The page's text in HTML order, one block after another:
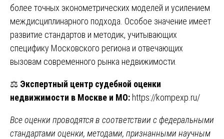
более точных эконометрических моделей и усилением
междисциплинарного подхода. Особое значение имеет
развитие стандартов и методик, учитывающих
специфику Московского региона и отвечающих
вызовам современного рынка недвижимости.
⚖️ Экспертный центр судебной оценки
недвижимости в Москве и МО: https://kompexp.ru/
Все оценки проводятся в соответствии с федеральными
стандартами оценки, методами, признанными научным